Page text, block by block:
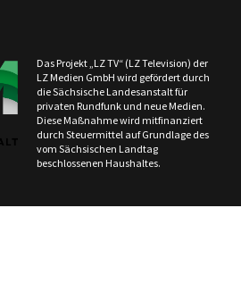
Das Projekt „LZ TV“ (LZ Television) der
LZ Medien GmbH wird gefördert durch
die Sächsische Landesanstalt für
privaten Rundfunk und neue Medien.
Diese Maßnahme wird mitfinanziert
durch Steuermittel auf Grundlage des
vom Sächsischen Landtag
beschlossenen Haushaltes.